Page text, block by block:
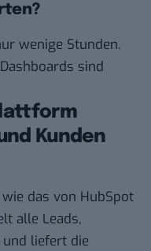
wenige Stunden.
sind
Kunden
das von HubSpot
alle Leads,
liefert die